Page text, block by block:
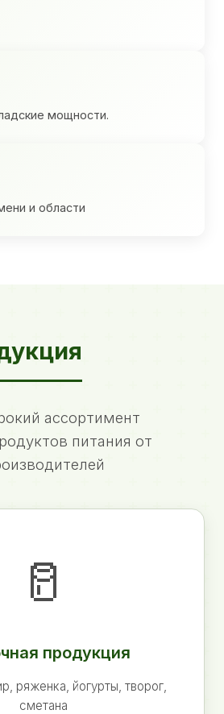
мощности.
и области
ассортимент
питания от
🥛
продукция
ряженка, йогурты, творог,
сметана